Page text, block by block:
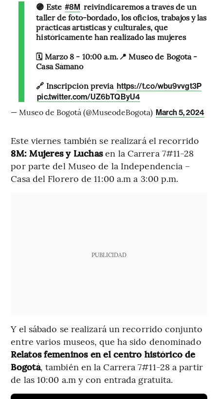
🟣 Este #8M reivindicaremos a través de un
taller de foto-bordado, los oficios, trabajos y las
prácticas artísticas y culturales, que
históricamente han realizado las mujeres
🗓 Marzo 8 - 10:00 a.m.📍 Museo de Bogotá -
Casa Sámano
🔗 Inscripción previa https://t.co/wbu9vvgt3P
pic.twitter.com/UZ6bTQByU4
— Museo de Bogotá (@MuseodeBogota) March 5, 2024
Este viernes también se realizará el recorrido
8M: Mujeres y Luchasen la Carrera 7#11-28
por parte del Museo de la Independencia –
Casa del Florero de 11:00 a.m a 3:00 p.m.
PUBLICIDAD
Y el sábado se realizará un recorrido conjunto
entre varios museos, que ha sido denominado
Relatos femeninos en el centro histórico de
Bogotá, también en la Carrera 7#11-28 a partir
de las 10:00 a.m y con entrada gratuita.